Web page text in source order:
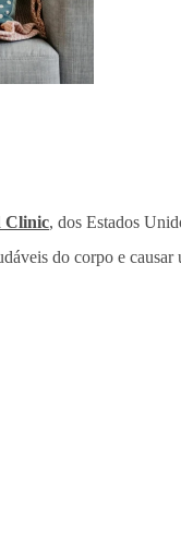
Clinic, dos Estados
do corpo e causar